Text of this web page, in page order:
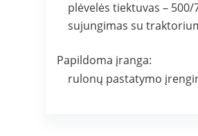
plėvelės tiektuvas – 500/
sujungimas su
Papildoma įranga:
rulonų pastatymo